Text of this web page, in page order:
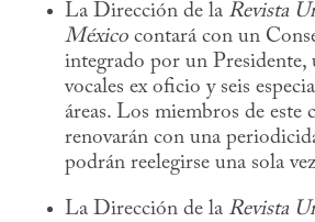
La Dirección de la Revista
México contará con un
integrado por un Presidente,
vocales ex oficio y seis
áreas. Los miembros de este
renovarán con una
podrán reelegirse una sola
La Dirección de la Revista